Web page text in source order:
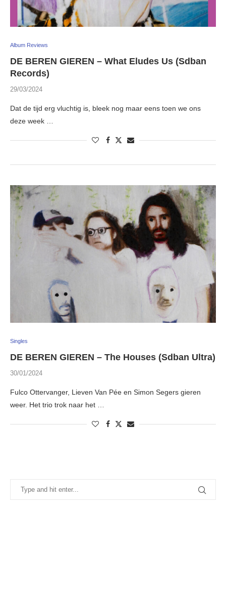
Album Reviews
DE BEREN GIEREN – What Eludes Us (Sdban
Records)
29/03/2024
Dat de tijd erg vluchtig is, bleek nog maar eens toen we ons
deze week …
Singles
DE BEREN GIEREN – The Houses (Sdban Ultra)
30/01/2024
Fulco Ottervanger, Lieven Van Pée en Simon Segers gieren
weer. Het trio trok naar het …